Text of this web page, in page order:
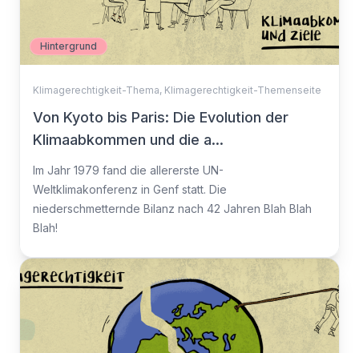
Hintergrund
Klimagerechtigkeit-Thema, Klimagerechtigkeit-Themenseite
Von Kyoto bis Paris: Die Evolution der
Klimaabkommen und die a...
Im Jahr 1979 fand die allererste UN-
Weltklimakonferenz in Genf statt. Die
niederschmetternde Bilanz nach 42 Jahren Blah Blah
Blah!